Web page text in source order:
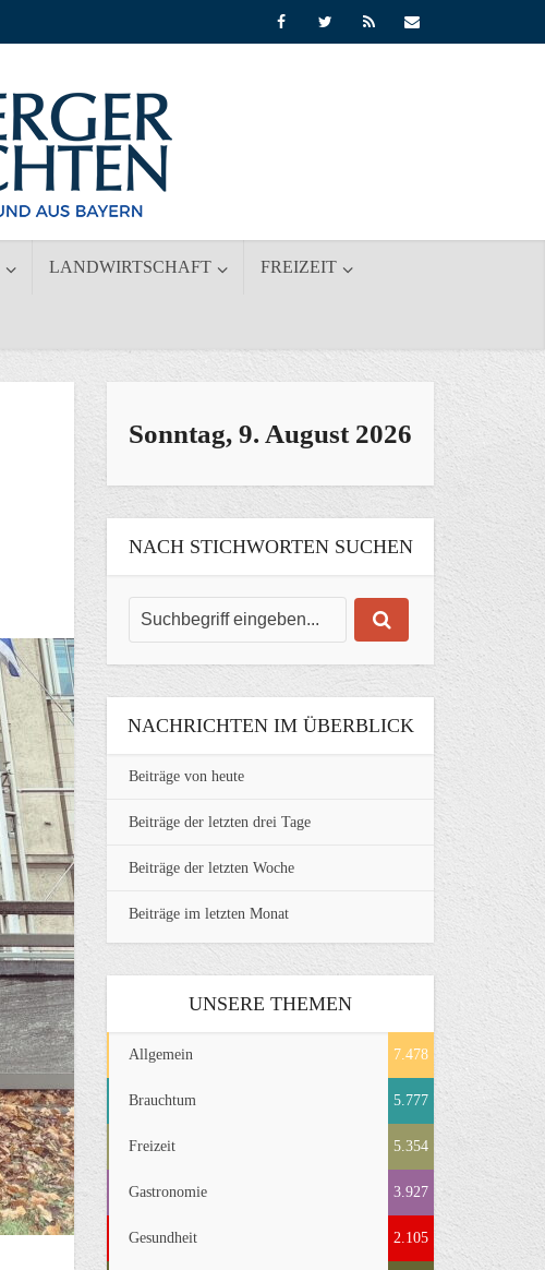
LANDWIRTSCHAFT FREIZEIT
Sonntag, 9. August 2026
NACH STICHWORTEN SUCHEN
NACHRICHTEN IM ÜBERBLICK
Beiträge von heute
Beiträge der letzten drei Tage
Beiträge der letzten Woche
Beiträge im letzten Monat
UNSERE THEMEN
Allgemein 7.478
Brauchtum 5.777
Freizeit 5.354
Gastronomie 3.927
Gesundheit 2.105